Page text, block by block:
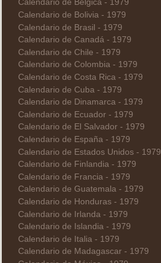
Calendario de Bélgica - 1979
Calendario de Bolivia - 1979
Calendario de Brasil - 1979
Calendario de Canadá - 1979
Calendario de Chile - 1979
Calendario de Colombia - 1979
Calendario de Costa Rica - 1979
Calendario de Cuba - 1979
Calendario de Dinamarca - 1979
Calendario de Ecuador - 1979
Calendario de El Salvador - 1979
Calendario de España - 1979
Calendario de Estados Unidos - 1979
Calendario de Finlandia - 1979
Calendario de Francia - 1979
Calendario de Guatemala - 1979
Calendario de Honduras - 1979
Calendario de Irlanda - 1979
Calendario de Islandia - 1979
Calendario de Italia - 1979
Calendario de Madagascar - 1979